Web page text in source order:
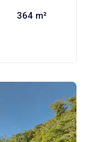
364 m²